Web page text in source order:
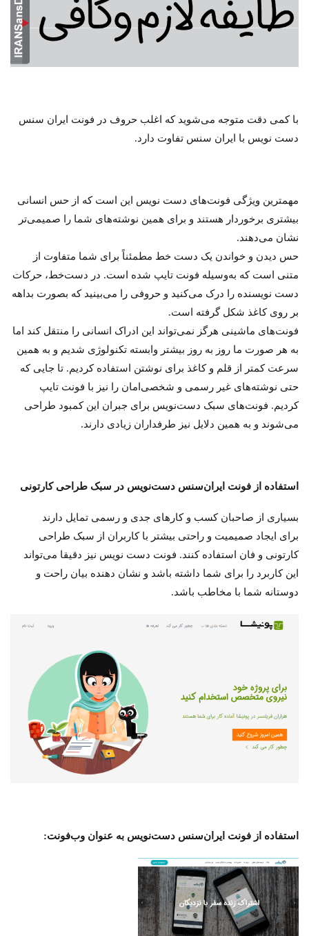
با کمی دقت متوجه می‌شوید که اغلب حروف در فونت ایران سنس
دست نویس با ایران سنس تفاوت دارد.
مهمترین ویژگی فونت‌های دست نویس این است که از حس انسانی
بیشتری برخوردار هستند و برای همین نوشته‌های شما را صمیمی‌تر
نشان می‌دهند.
حس دیدن و خواندن یک دست خط مطمئناً برای شما متفاوت از
متنی است که به‌وسیله فونت تایپ شده است. در دست‌خط، حرکات
دست نویسنده را درک می‌کنید و حروفی را می‌بینید که بصورت بداهه
بر روی کاغذ شکل گرفته است.
فونت‌های ماشینی هرگز نمی‌تواند این ادراک انسانی را منتقل کند اما
به هر صورت ما روز به روز بیشتر وابسته تکنولوژی شدیم و به همین
سرعت کمتر از قلم و کاغذ برای نوشتن استفاده کردیم. تا جایی که
حتی نوشته‌های غیر رسمی و شخصی‌‌امان را نیز با فونت تایپ
کردیم. فونت‌های سبک دست‌نویس برای جبران این کمبود طراحی
می‌شوند و به همین دلایل نیز طرفداران زیادی دارند.
استفاده از فونت ایران‌سنس دست‌نویس در سبک طراحی کارتونی
بسیاری از صاحبان کسب و کارهای جدی و رسمی تمایل دارند
برای ایجاد صمیمیت و راحتی بیشتر با کاربران از سبک طراحی
کارتونی و فان استفاده کنند. فونت دست نویس نیز دقیقا می‌تواند
این کاربرد را برای شما داشته باشد و نشان دهنده بیان راحت و
دوستانه شما با مخاطب باشد.
استفاده از فونت ایران‌سنس دست‌نویس به عنوان وب‌فونت: